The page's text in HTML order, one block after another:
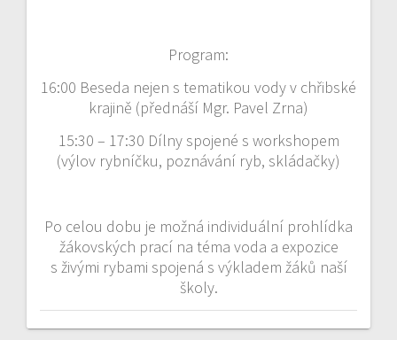
Program:
16:00 Beseda nejen s tematikou vody v chřibské
krajině (přednáší Mgr. Pavel Zrna)
15:30 – 17:30 Dílny spojené s workshopem
(výlov rybníčku, poznávání ryb, skládačky)
Po celou dobu je možná individuální prohlídka
žákovských prací na téma voda a expozice
s živými rybami spojená s výkladem žáků naší
školy.